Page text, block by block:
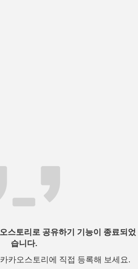
스토리로 공유하기 기능이 종료되었
습니다.
카오스토리에 직접 등록해 보세요.